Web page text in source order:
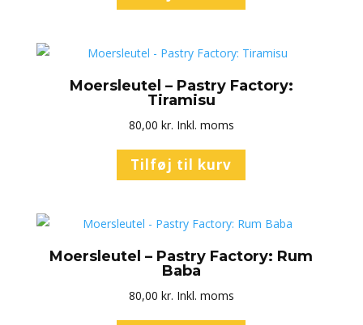
Moersleutel – Pastry Factory:
Tiramisu
80,00 kr. Inkl. moms
Tilføj til kurv
Moersleutel – Pastry Factory: Rum
Baba
80,00 kr. Inkl. moms